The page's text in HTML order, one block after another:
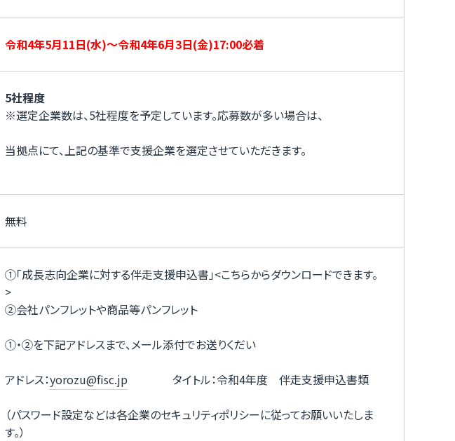
令和4年5月11日(水)～令和4年6月3日(金)17:00必着
5社程度
※選定企業数は、5社程度を予定しています。応募数が多い場合は、
当拠点にて、上記の基準で支援企業を選定させていただきます。
無料
①「成長志向企業に対する伴走支援申込書」<こちらからダウンロードできます。
>
②会社パンフレットや商品等パンフレット
①・②を下記アドレスまで、メール添付でお送りくだい
アドレス：yorozu@fisc.jp タイトル：令和4年度 伴走支援申込書類
（パスワード設定などは各企業のセキュリティポリシーに従ってお願いいたしま
す。）